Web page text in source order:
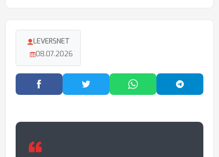
LEVERSNET
08.07.2026
Facebook'ta PaylaşTwitter'da PaylaşWhatsApp'ta Paylaş